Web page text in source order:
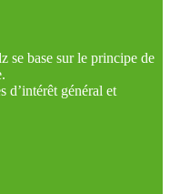
se base sur le principe de
d’intérêt général et